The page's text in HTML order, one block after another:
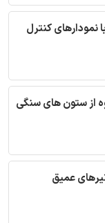
کنترل
از ستون های سنگی
عمیق